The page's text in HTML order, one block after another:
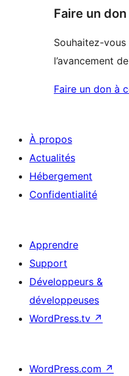
Faire un don
Souhaitez-
l’avancement
Faire un don à
À propos
Actualités
Hébergement
Confidentialité
Apprendre
Support
Développeurs &
développeuses
WordPress.tv ↗
WordPress.com ↗